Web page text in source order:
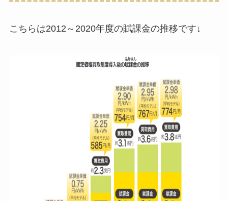
こちらは2012～2020年度の賦課金の推移です↓